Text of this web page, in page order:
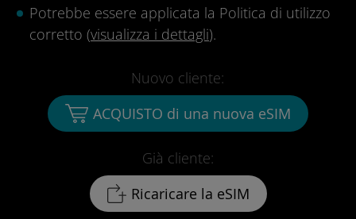
Potrebbe essere applicata la Politica di utilizzo
corretto (visualizza i dettagli).
Già cliente:
Ricaricare la eSIM
Nuovo cliente:
ACQUISTO di una nuova eSIM